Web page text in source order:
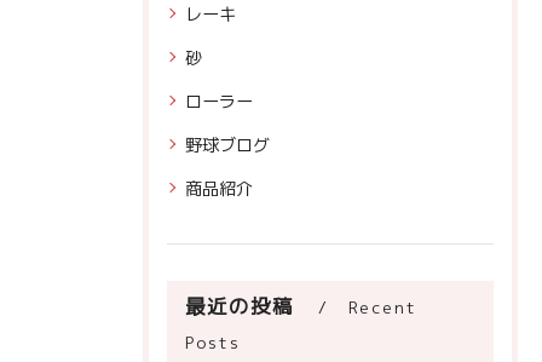
レーキ
砂
ローラー
野球ブログ
商品紹介
最近の投稿
Recent
Posts